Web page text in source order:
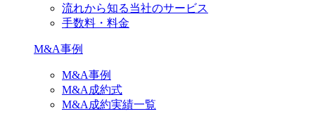
流れから知る当社のサービス
手数料・料金
M&A事例
M&A事例
M&A成約式
M&A成約実績一覧